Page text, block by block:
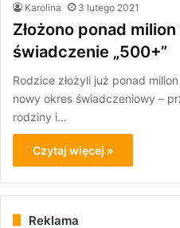
Karolina 3 lutego 2021
Złożono ponad
świadczenie „500+”
Rodzice złożyli już ponad
nowy okres świadczeniowy –
rodziny i…
Czytaj więcej »
Reklama